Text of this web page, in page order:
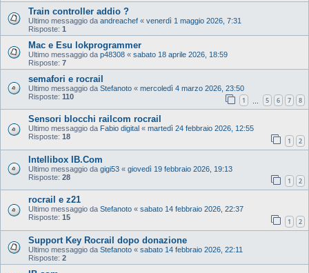
Train controller addio ?
Ultimo messaggio da andreachef « venerdì 1 maggio 2026, 7:31
Risposte: 1
Mac e Esu lokprogrammer
Ultimo messaggio da p48308 « sabato 18 aprile 2026, 18:59
Risposte: 7
semafori e rocrail
Ultimo messaggio da Stefanoto « mercoledì 4 marzo 2026, 23:50
Risposte: 110 1 5 6 7 8
Sensori blocchi railcom rocrail
Ultimo messaggio da Fabio digital « martedì 24 febbraio 2026, 12:55
Risposte: 18 1 2
Intellibox IB.Com
Ultimo messaggio da gigi53 « giovedì 19 febbraio 2026, 19:13
Risposte: 28 1 2
rocrail e z21
Ultimo messaggio da Stefanoto « sabato 14 febbraio 2026, 22:37
Risposte: 15 1 2
Support Key Rocrail dopo donazione
Ultimo messaggio da Stefanoto « sabato 14 febbraio 2026, 22:11
Risposte: 2